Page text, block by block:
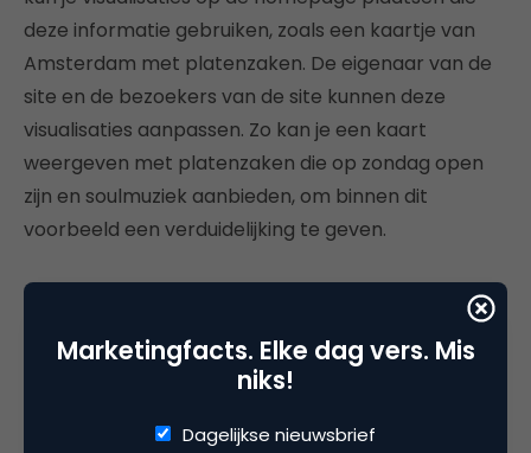
deze informatie gebruiken, zoals een kaartje van
Amsterdam met platenzaken. De eigenaar van de
site en de bezoekers van de site kunnen deze
visualisaties aanpassen. Zo kan je een kaart
weergeven met platenzaken die op zondag open
zijn en soulmuziek aanbieden, om binnen dit
voorbeeld een verduidelijking te geven.
Marketingfacts. Elke dag vers. Mis
niks!
Dagelijkse nieuwsbrief